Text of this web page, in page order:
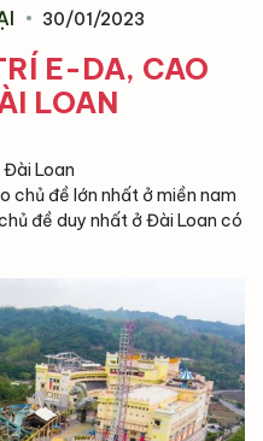
30/01/2023
E-DA, CAO
LOAN
Đài Loan
chủ đề lớn nhất ở miền nam
đề duy nhất ở Đài Loan có